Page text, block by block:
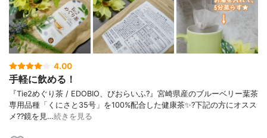
4.00
手軽に飲める！
『Tie2めぐり茶 / EDOBIO、びおらいふ?』宮崎県産のブルーベリー葉茶
専用品種「くにさと35号」を100%配合した健康茶✨?下記の方にオスス
メ??鏡を見…続きを見る